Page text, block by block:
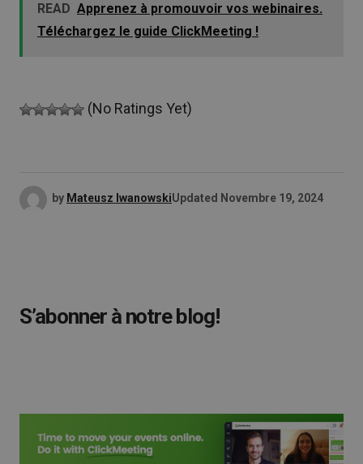
READ Apprenez à promouvoir vos webinaires.
Téléchargez le guide ClickMeeting !
(No Ratings Yet)
by Mateusz IwanowskiUpdated Novembre 19, 2024
S’abonner à notre blog!